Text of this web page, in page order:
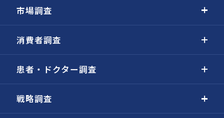
市場調査
消費者調査
患者・ドクター調査
戦略調査